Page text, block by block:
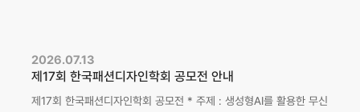
2026.07.13
제17회 한국패션디자인학회 공모전 안내
제17회 한국패션디자인학회 공모전 * 주제 : 생성형AI를 활용한 무신